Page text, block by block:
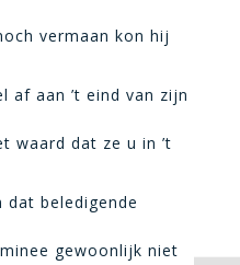
vermaan kon hij
af aan ’t eind van zijn
waard dat ze u in ’t
dat beledigende
gewoonlijk niet